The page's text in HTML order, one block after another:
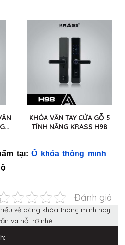
KHÓA VÂN TAY CỬA GỖ 5
TÍNH NĂNG KRASS H98
tại: Ổ khóa thông minh
Đánh giá
về dòng khóa thông minh hãy
và hỗ trợ nhé!